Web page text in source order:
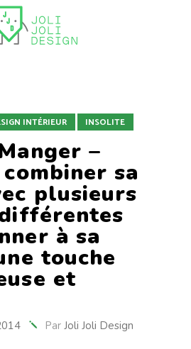
INTÉRIEUR INSOLITE
–
sa
plusieurs
à sa
touche
et
Par Joli Joli Design